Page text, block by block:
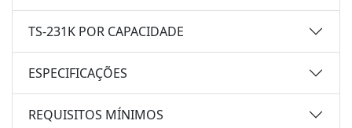
TS-231K POR CAPACIDADE
ESPECIFICAÇÕES
REQUISITOS MÍNIMOS